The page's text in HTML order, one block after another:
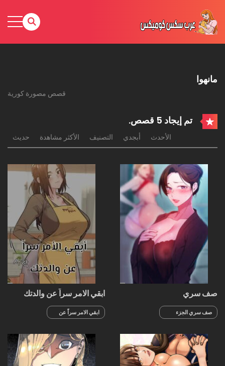
مانهوا
قصص مصورة كورية
تم إيجاد 5 قصص.
الأحدث أبجدي التصنيف الأكثر مشاهدة حديث
صف سري
صف سري الجزء
307
ابقي الامر سراً عن والدتك
ابقي الامر سراً عن
والدتك الجزء 100